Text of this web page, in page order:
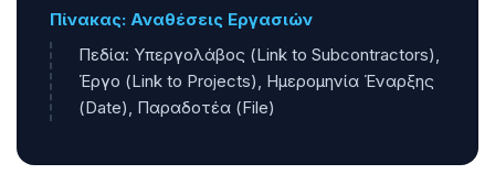
Πίνακας: Αναθέσεις Εργασιών
Πεδία: Υπεργολάβος (Link to Subcontractors),
Έργο (Link to Projects), Ημερομηνία Έναρξης
(Date), Παραδοτέα (File)